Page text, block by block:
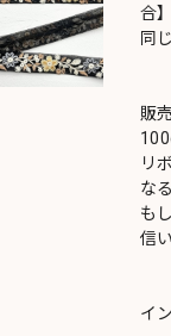
合
同
販
リ
な
も
信
イ